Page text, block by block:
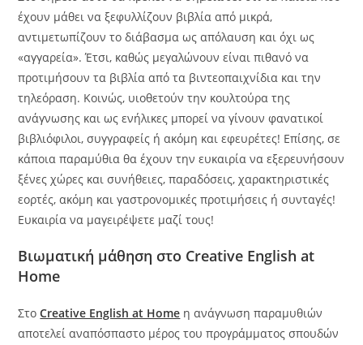
έχουν μάθει να ξεφυλλίζουν βιβλία από μικρά,
αντιμετωπίζουν το διάβασμα ως απόλαυση και όχι ως
«αγγαρεία». Έτσι, καθώς μεγαλώνουν είναι πιθανό να
προτιμήσουν τα βιβλία από τα βιντεοπαιχνίδια και την
τηλεόραση. Κοινώς, υιοθετούν την κουλτούρα της
ανάγνωσης και ως ενήλικες μπορεί να γίνουν φανατικοί
βιβλιόφιλοι, συγγραφείς ή ακόμη και εφευρέτες! Επίσης, σε
κάποια παραμύθια θα έχουν την ευκαιρία να εξερευνήσουν
ξένες χώρες και συνήθειες, παραδόσεις, χαρακτηριστικές
εορτές, ακόμη και γαστρονομικές προτιμήσεις ή συνταγές!
Ευκαιρία να μαγειρέψετε μαζί τους!
Βιωματική μάθηση στο Creative English at
Home
ΣτοCreative English at Home η ανάγνωση παραμυθιών
αποτελεί αναπόσπαστο μέρος του προγράμματος σπουδών